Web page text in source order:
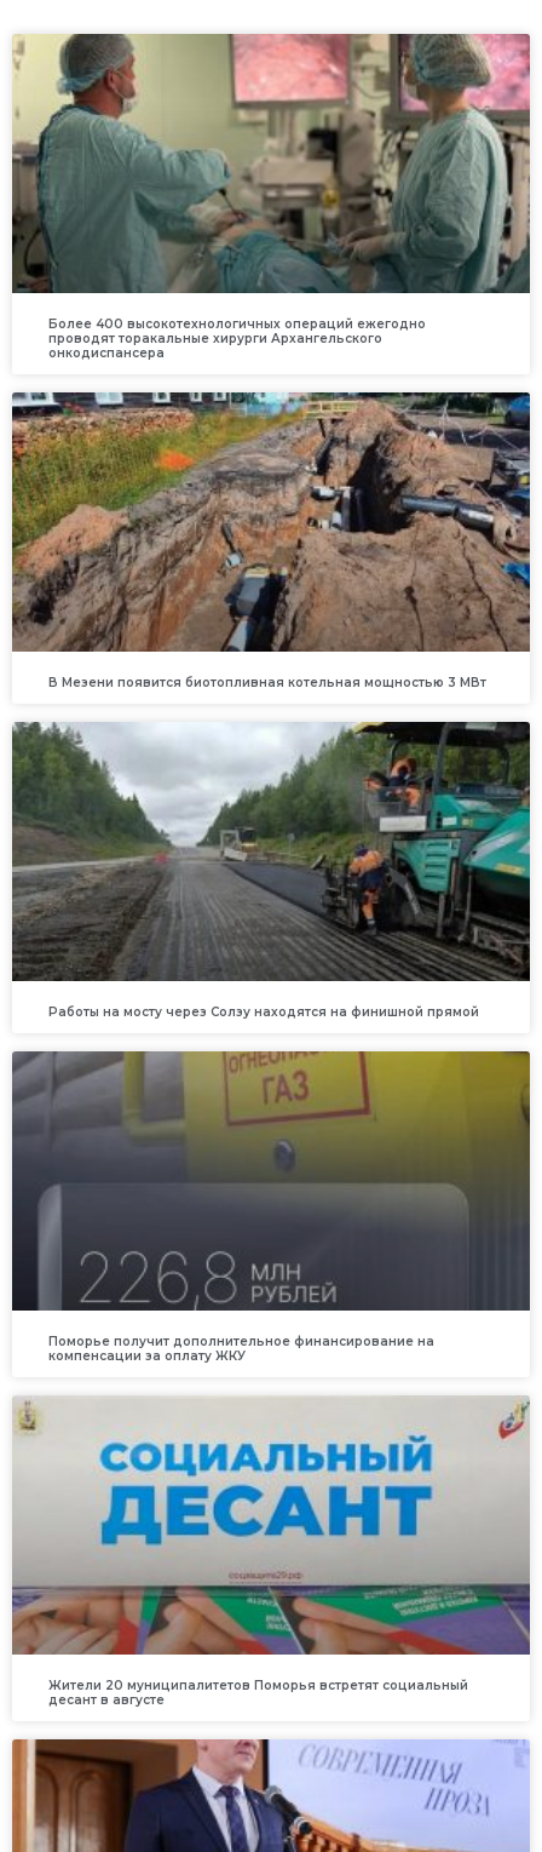
Более 400 высокотехнологичных операций ежегодно
проводят торакальные хирурги Архангельского
онкодиспансера
В Мезени появится биотопливная котельная мощностью 3 МВт
Работы на мосту через Солзу находятся на финишной прямой
Поморье получит дополнительное финансирование на
компенсации за оплату ЖКУ
Жители 20 муниципалитетов Поморья встретят социальный
десант в августе